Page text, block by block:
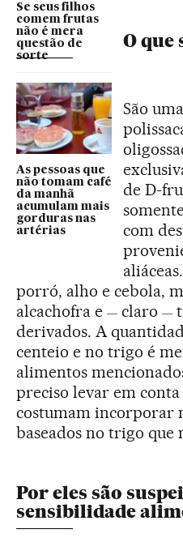
Se seus filhos
comem frutas
não é mera
questão de
sorte
As pessoas que
não tomam café
da manhã
acumulam mais
gorduras nas
artérias
O que
São
de D-
com
porró, alho e cebola,
alcachofra e — claro —
derivados. A
centeio e no trigo é
alimentos
preciso levar em conta
costumam incorporar
baseados no trigo que
Por eles são
sensibilidade